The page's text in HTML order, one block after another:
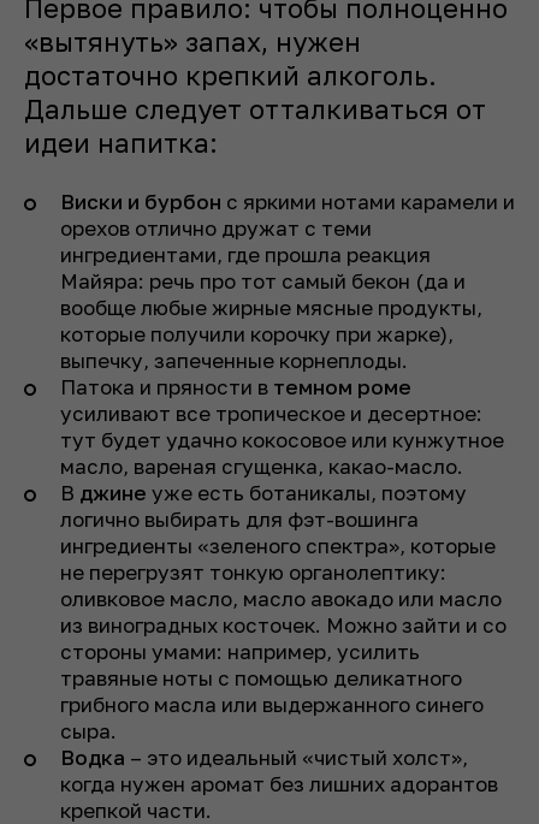
Первое правило: чтобы полноценно
«вытянуть» запах, нужен
достаточно крепкий алкоголь.
Дальше следует отталкиваться от
идеи напитка:
Виски и бурбон с яркими нотами карамели и
орехов отлично дружат с теми
ингредиентами, где прошла реакция
Майяра: речь про тот самый бекон (да и
вообще любые жирные мясные продукты,
которые получили корочку при жарке),
выпечку, запеченные корнеплоды.
Патока и пряности в темном роме
усиливают все тропическое и десертное:
тут будет удачно кокосовое или кунжутное
масло, вареная сгущенка, какао-масло.
В джине уже есть ботаникалы, поэтому
логично выбирать для фэт-вошинга
ингредиенты «зеленого спектра», которые
не перегрузят тонкую органолептику:
оливковое масло, масло авокадо или масло
из виноградных косточек. Можно зайти и со
стороны умами: например, усилить
травяные ноты с помощью деликатного
грибного масла или выдержанного синего
сыра.
Водка – это идеальный «чистый холст»,
когда нужен аромат без лишних адорантов
крепкой части.